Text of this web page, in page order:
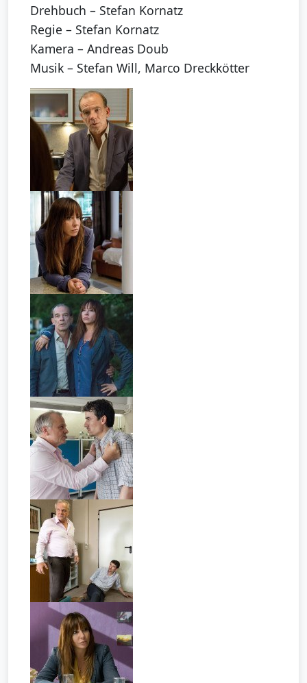
Drehbuch – Stefan Kornatz
Regie – Stefan Kornatz
Kamera – Andreas Doub
Musik – Stefan Will, Marco Dreckkötter